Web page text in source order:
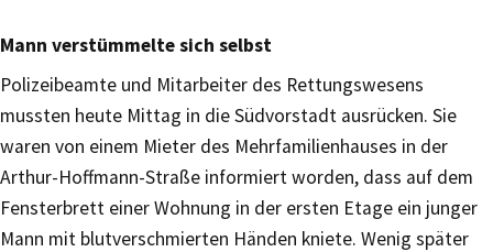
Mann verstümmelte sich selbst
Polizeibeamte und Mitarbeiter des Rettungswesens
mussten heute Mittag in die Südvorstadt ausrücken. Sie
waren von einem Mieter des Mehrfamilienhauses in der
Arthur-Hoffmann-Straße informiert worden, dass auf dem
Fensterbrett einer Wohnung in der ersten Etage ein junger
Mann mit blutverschmierten Händen kniete. Wenig später